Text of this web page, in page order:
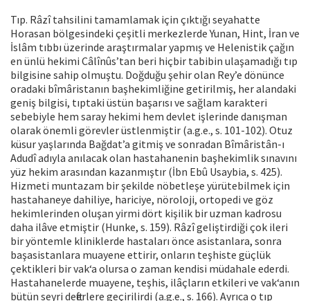
Tıp. Râzî tahsilini tamamlamak için çıktığı seyahatte
Horasan bölgesindeki çeşitli merkezlerde Yunan, Hint, İran ve
İslâm tıbbı üzerinde araştırmalar yapmış ve Helenistik çağın
en ünlü hekimi Câlînûs’tan beri hiçbir tabibin ulaşamadığı tıp
bilgisine sahip olmuştu. Doğduğu şehir olan Rey’e dönünce
oradaki bîmâristanın başhekimliğine getirilmiş, her alandaki
geniş bilgisi, tıptaki üstün başarısı ve sağlam karakteri
sebebiyle hem saray hekimi hem devlet işlerinde danışman
olarak önemli görevler üstlenmiştir (a.g.e., s. 101-102). Otuz
küsur yaşlarında Bağdat’a gitmiş ve sonradan Bîmâristân-ı
Adudî adıyla anılacak olan hastahanenin başhekimlik sınavını
yüz hekim arasından kazanmıştır (İbn Ebû Usaybia, s. 425).
Hizmeti muntazam bir şekilde nöbetleşe yürütebilmek için
hastahaneye dahiliye, hariciye, nöroloji, ortopedi ve göz
hekimlerinden oluşan yirmi dört kişilik bir uzman kadrosu
daha ilâve etmiştir (Hunke, s. 159). Râzî geliştirdiği çok ileri
bir yöntemle kliniklerde hastaları önce asistanlara, sonra
başasistanlara muayene ettirir, onların teşhiste güçlük
çektikleri bir vak‘a olursa o zaman kendisi müdahale ederdi.
Hastahanelerde muayene, teşhis, ilâçların etkileri ve vak‘anın
bütün seyri defterlere geçirilirdi (a.g.e., s. 166). Ayrıca o tıp